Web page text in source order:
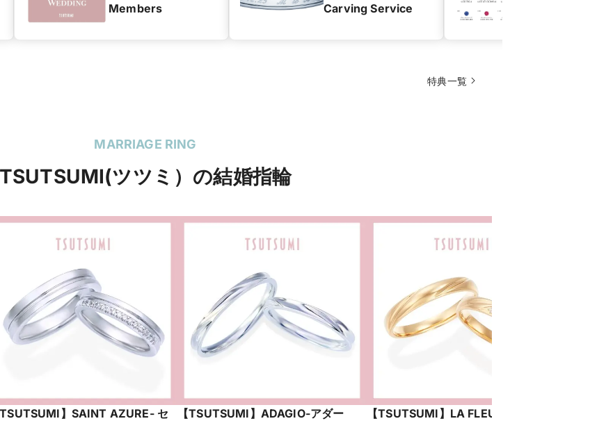
Members
Carving Service
特典一覧
MARRIAGE RING
TSUTSUMI(ツツミ）の結婚指輪
TSUTSUMI】SAINT AZURE- セ
【TSUTSUMI】ADAGIO-アダー
【TSUTSUMI】LA FLEUR- ラ・フ